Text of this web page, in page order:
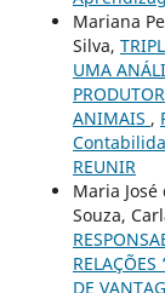
Mariana
Silva,
UMA
ANIMAIS ,
REUNIR
Maria
Souza,
DE